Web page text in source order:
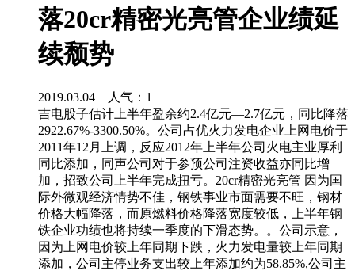
落20cr精密光亮管企业绩延
续颓势
2019.03.04 人气： 1
吉电股子估计上半年盈余约2.4亿元—2.7亿元，同比降落
2922.67%-3300.50%。公司占优火力发电企业上网电价于
2011年12月上调，反应2012年上半年公司火电主业厚利
同比添加，同声公司对于参预公司注资收益亦同比增
加，招致公司上半年完成扭亏。20cr精密光亮管 因为国
际外微观经济情势不佳，钢铁事业市面需要不旺，钢材
价格大幅降落，而原燃料价格降落宽度较低，上半年钢
铁企业功绩也将持续一季度的下滑态势。。公司示意，
因为上网电价较上年同期下跌，火力发电量较上年同期
添加，公司主停业务支出较上年添加约为58.85%,公司主